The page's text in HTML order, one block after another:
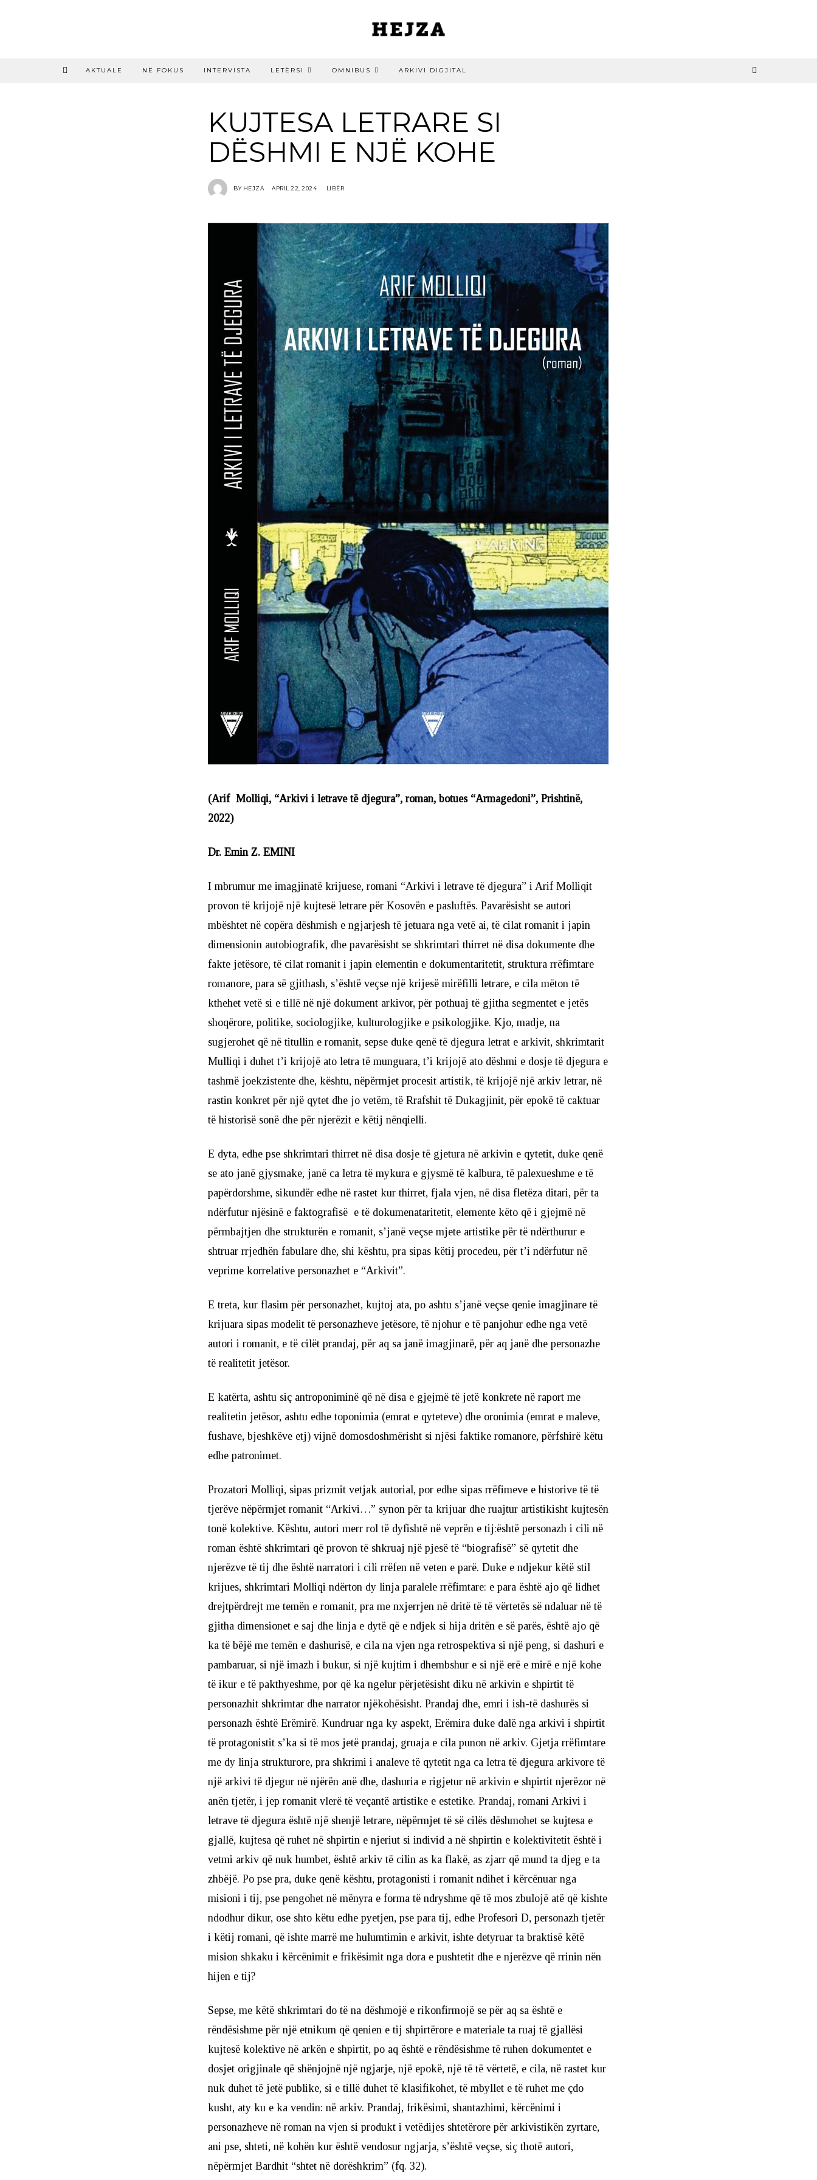
AKTUALE NË FOKUS INTERVISTA LETËRSI OMNIBUS ARKIVI DIGJITAL
KUJTESA LETRARE SI
DËSHMI E NJË KOHE
BY HEJZA APRIL 22, 2024 LIBËR
(Arif Molliqi, “Arkivi i letrave të djegura”, roman, botues “Armagedoni”, Prishtinë,
2022)
Dr. Emin Z. EMINI
I mbrumur me imagjinatë krijuese, romani “Arkivi i letrave të djegura” i Arif Molliqit
provon të krijojë një kujtesë letrare për Kosovën e pasluftës. Pavarësisht se autori
mbështet në copëra dëshmish e ngjarjesh të jetuara nga vetë ai, të cilat romanit i japin
dimensionin autobiografik, dhe pavarësisht se shkrimtari thirret në disa dokumente dhe
fakte jetësore, të cilat romanit i japin elementin e dokumentaritetit, struktura rrëfimtare
romanore, para së gjithash, s’është veçse një krijesë mirëfilli letrare, e cila mëton të
kthehet vetë si e tillë në një dokument arkivor, për pothuaj të gjitha segmentet e jetës
shoqërore, politike, sociologjike, kulturologjike e psikologjike. Kjo, madje, na
sugjerohet që në titullin e romanit, sepse duke qenë të djegura letrat e arkivit, shkrimtarit
Mulliqi i duhet t’i krijojë ato letra të munguara, t’i krijojë ato dëshmi e dosje të djegura e
tashmë joekzistente dhe, kështu, nëpërmjet procesit artistik, të krijojë një arkiv letrar, në
rastin konkret për një qytet dhe jo vetëm, të Rrafshit të Dukagjinit, për epokë të caktuar
të historisë sonë dhe për njerëzit e këtij nënqielli.
E dyta, edhe pse shkrimtari thirret në disa dosje të gjetura në arkivin e qytetit, duke qenë
se ato janë gjysmake, janë ca letra të mykura e gjysmë të kalbura, të palexueshme e të
papërdorshme, sikundër edhe në rastet kur thirret, fjala vjen, në disa fletëza ditari, për ta
ndërfutur njësinë e faktografisë e të dokumenataritetit, elemente këto që i gjejmë në
përmbajtjen dhe strukturën e romanit, s’janë veçse mjete artistike për të ndërthurur e
shtruar rrjedhën fabulare dhe, shi kështu, pra sipas këtij procedeu, për t’i ndërfutur në
veprime korrelative personazhet e “Arkivit”.
E treta, kur flasim për personazhet, kujtoj ata, po ashtu s’janë veçse qenie imagjinare të
krijuara sipas modelit të personazheve jetësore, të njohur e të panjohur edhe nga vetë
autori i romanit, e të cilët prandaj, për aq sa janë imagjinarë, për aq janë dhe personazhe
të realitetit jetësor.
E katërta, ashtu siç antroponiminë që në disa e gjejmë të jetë konkrete në raport me
realitetin jetësor, ashtu edhe toponimia (emrat e qyteteve) dhe oronimia (emrat e maleve,
fushave, bjeshkëve etj) vijnë domosdoshmërisht si njësi faktike romanore, përfshirë këtu
edhe patronimet.
Prozatori Molliqi, sipas prizmit vetjak autorial, por edhe sipas rrëfimeve e historive të të
tjerëve nëpërmjet romanit “Arkivi…” synon për ta krijuar dhe ruajtur artistikisht kujtesën
tonë kolektive. Kështu, autori merr rol të dyfishtë në veprën e tij:është personazh i cili në
roman është shkrimtari që provon të shkruaj një pjesë të “biografisë” së qytetit dhe
njerëzve të tij dhe është narratori i cili rrëfen në veten e parë. Duke e ndjekur këtë stil
krijues, shkrimtari Molliqi ndërton dy linja paralele rrëfimtare: e para është ajo që lidhet
drejtpërdrejt me temën e romanit, pra me nxjerrjen në dritë të të vërtetës së ndaluar në të
gjitha dimensionet e saj dhe linja e dytë që e ndjek si hija dritën e së parës, është ajo që
ka të bëjë me temën e dashurisë, e cila na vjen nga retrospektiva si një peng, si dashuri e
pambaruar, si një imazh i bukur, si një kujtim i dhembshur e si një erë e mirë e një kohe
të ikur e të pakthyeshme, por që ka ngelur përjetësisht diku në arkivin e shpirtit të
personazhit shkrimtar dhe narrator njëkohësisht. Prandaj dhe, emri i ish-të dashurës si
personazh është Erëmirë. Kundruar nga ky aspekt, Erëmira duke dalë nga arkivi i shpirtit
të protagonistit s’ka si të mos jetë prandaj, gruaja e cila punon në arkiv. Gjetja rrëfimtare
me dy linja strukturore, pra shkrimi i analeve të qytetit nga ca letra të djegura arkivore të
një arkivi të djegur në njërën anë dhe, dashuria e rigjetur në arkivin e shpirtit njerëzor në
anën tjetër, i jep romanit vlerë të veçantë artistike e estetike. Prandaj, romani Arkivi i
letrave të djegura është një shenjë letrare, nëpërmjet të së cilës dëshmohet se kujtesa e
gjallë, kujtesa që ruhet në shpirtin e njeriut si individ a në shpirtin e kolektivitetit është i
vetmi arkiv që nuk humbet, është arkiv të cilin as ka flakë, as zjarr që mund ta djeg e ta
zhbëjë. Po pse pra, duke qenë kështu, protagonisti i romanit ndihet i kërcënuar nga
misioni i tij, pse pengohet në mënyra e forma të ndryshme që të mos zbulojë atë që kishte
ndodhur dikur, ose shto këtu edhe pyetjen, pse para tij, edhe Profesori D, personazh tjetër
i këtij romani, që ishte marrë me hulumtimin e arkivit, ishte detyruar ta braktisë këtë
mision shkaku i kërcënimit e frikësimit nga dora e pushtetit dhe e njerëzve që rrinin nën
hijen e tij?
Sepse, me këtë shkrimtari do të na dëshmojë e rikonfirmojë se për aq sa është e
rëndësishme për një etnikum që qenien e tij shpirtërore e materiale ta ruaj të gjallësi
kujtesë kolektive në arkën e shpirtit, po aq është e rëndësishme të ruhen dokumentet e
dosjet origjinale që shënjojnë një ngjarje, një epokë, një të të vërtetë, e cila, në rastet kur
nuk duhet të jetë publike, si e tillë duhet të klasifikohet, të mbyllet e të ruhet me çdo
kusht, aty ku e ka vendin: në arkiv. Prandaj, frikësimi, shantazhimi, kërcënimi i
personazheve në roman na vjen si produkt i vetëdijes shtetërore për arkivistikën zyrtare,
ani pse, shteti, në kohën kur është vendosur ngjarja, s’është veçse, siç thotë autori,
nëpërmjet Bardhit “shtet në dorëshkrim” (fq. 32).